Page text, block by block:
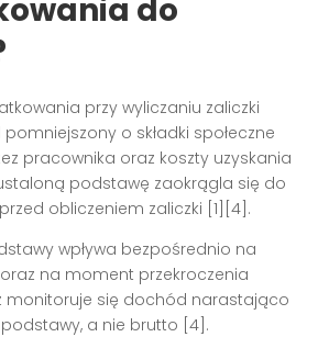
do
przy wyliczaniu zaliczki
o składki społeczne
pracownika oraz koszty uzyskania
podstawę zaokrągla się do
obliczeniem zaliczki [1][4].
wpływa bezpośrednio na
na moment przekroczenia
monitoruje się dochód narastająco
podstawy, a nie brutto [4].